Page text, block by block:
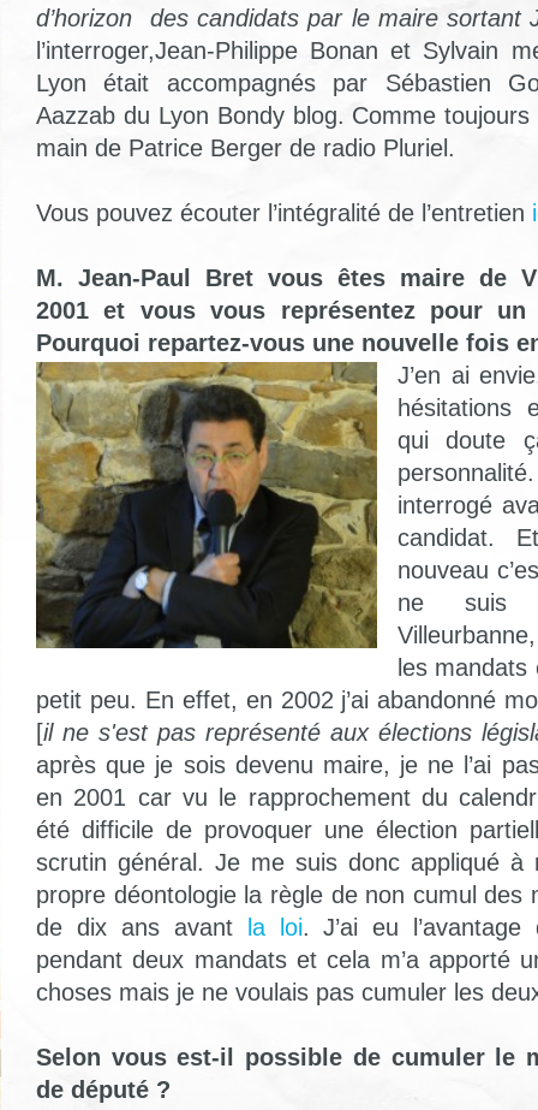
d’horizon des candidats par le maire sortant
l’interroger,Jean-Philippe Bonan et Sylvain
Lyon était accompagnés par Sébastien
Aazzab du Lyon Bondy blog. Comme
main de Patrice Berger de radio Pluriel.
Vous pouvez écouter l’intégralité de l’entretien
M. Jean-Paul Bret vous êtes maire de
2001 et vous vous représentez pour un
Pourquoi repartez-vous une nouvelle fois
J’en ai
hésitations
qui doute
interrogé
candidat.
nouveau
ne suis
les mandats
petit peu. En effet, en 2002 j’ai abandonné
[il ne s'est pas représenté aux élections
après que je sois devenu maire, je ne l’ai
en 2001 car vu le rapprochement du
été difficile de provoquer une élection
scrutin général. Je me suis donc appliqué à
propre déontologie la règle de non cumul des
de dix ans avant
la loi. J’ai eu l’avantage
pendant deux mandats et cela m’a apporté
choses mais je ne voulais pas cumuler les
Selon vous est-il possible de cumuler le
de député ?